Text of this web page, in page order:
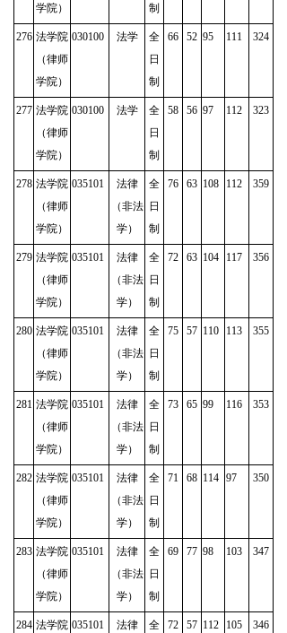
学院）
制
276 法学院
（律师
学院）
030100 法学
全
日
制
66 52 95 111 324
277 法学院
（律师
学院）
030100 法学
全
日
制
58 56 97 112 323
278 法学院
（律师
学院）
035101
法律
（非法
学）
全
日
制
76 63 108 112 359
279 法学院
（律师
学院）
035101
法律
（非法
学）
全
日
制
72 63 104 117 356
280 法学院
（律师
学院）
035101
法律
（非法
学）
全
日
制
75 57 110 113 355
281 法学院
（律师
学院）
035101
法律
（非法
学）
全
日
制
73 65 99 116 353
282 法学院
（律师
学院）
035101
法律
（非法
学）
全
日
制
71 68 114 97 350
283 法学院
（律师
学院）
035101
法律
（非法
学）
全
日
制
69 77 98 103 347
284 法学院 035101
法律
全
72 57 112 105 346